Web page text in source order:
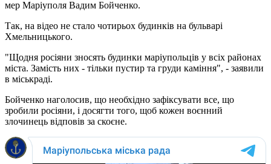
мер Маріуполя Вадим Бойченко.
Так, на відео не стало чотирьох будинків на бульварі
Хмельницького.
"Щодня росіяни зносять будинки маріупольців у всіх районах
міста. Замість них - тільки пустир та груди каміння", - заявили
в міськраді.
Бойченко наголосив, що необхідно зафіксувати все, що
зробили росіяни, і досягти того, щоб кожен воєнний
злочинець відповів за скоєне.